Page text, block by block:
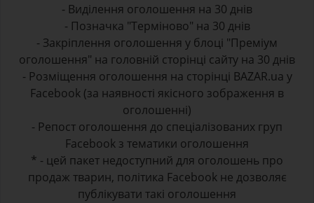
- Виділення оголошення на 30 днів
- Позначка "Терміново" на 30 днів
- Закріплення оголошення у блоці "Преміум
оголошення" на головній сторінці сайту на 30 днів
- Розміщення оголошення на сторінці BAZAR.ua у
Facebook (за наявності якісного зображення в
оголошенні)
- Репост оголошення до спеціалізованих груп
Facebook з тематики оголошення
* - цей пакет недоступний для оголошень про
продаж тварин, політика Facebook не дозволяє
публікувати такі оголошення